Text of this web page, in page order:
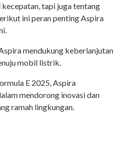
kecepatan, tapi juga tentang
ini peran penting Aspira
mendukung keberlanjutan
mobil listrik.
E 2025, Aspira
mendorong inovasi dan
ramah lingkungan.